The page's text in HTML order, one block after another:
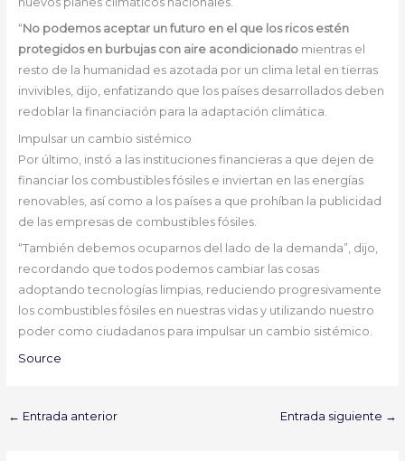
“No podemos aceptar un futuro en el que los ricos estén
protegidos en burbujas con aire acondicionado mientras el
resto de la humanidad es azotada por un clima letal en tierras
invivibles, dijo, enfatizando que los países desarrollados deben
redoblar la financiación para la adaptación climática.
Impulsar un cambio sistémico
Por último, instó a las instituciones financieras a que dejen de
financiar los combustibles fósiles e inviertan en las energías
renovables, así como a los países a que prohíban la publicidad
de las empresas de combustibles fósiles.
“También debemos ocuparnos del lado de la demanda”, dijo,
recordando que todos podemos cambiar las cosas
adoptando tecnologías limpias, reduciendo progresivamente
los combustibles fósiles en nuestras vidas y utilizando nuestro
poder como ciudadanos para impulsar un cambio sistémico.
Source
← Entrada anterior Entrada siguiente →